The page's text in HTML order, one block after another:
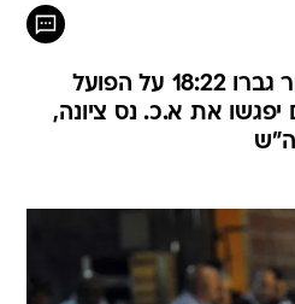
הצהובים של גלעד מאור גברו 18:22 על הפועל
את א.כ. נס ציונה,